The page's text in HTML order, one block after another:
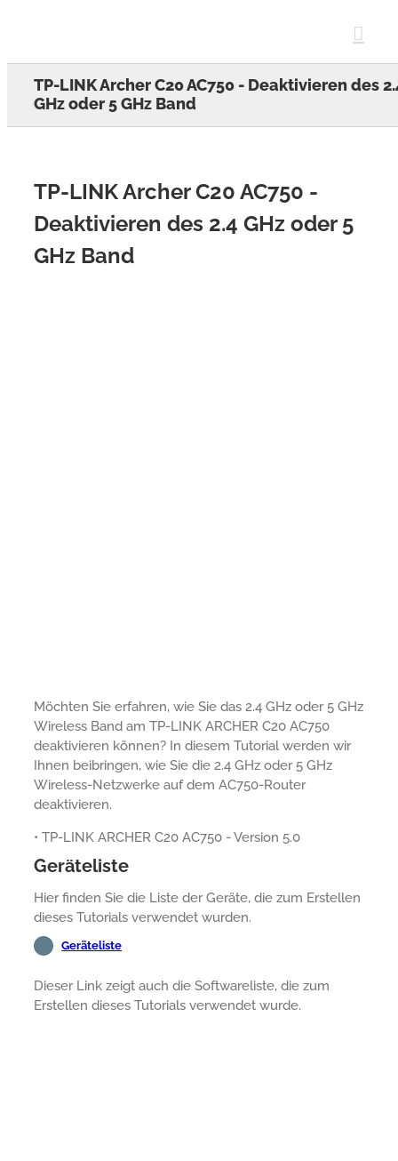
TP-LINK Archer C20 AC750 - Deaktivieren des
GHz oder 5 GHz Band
TP-LINK Archer C20 AC750 -
Deaktivieren des 2.4 GHz oder 5
GHz Band
Möchten Sie erfahren, wie Sie das 2.4 GHz oder 5 GHz
Wireless Band am TP-LINK ARCHER C20 AC750
deaktivieren können? In diesem Tutorial werden wir
Ihnen beibringen, wie Sie die 2.4 GHz oder 5 GHz
Wireless-Netzwerke auf dem AC750-Router
deaktivieren.
• TP-LINK ARCHER C20 AC750 - Version 5.0
Geräteliste
Hier finden Sie die Liste der Geräte, die zum Erstellen
dieses Tutorials verwendet wurden.
Geräteliste
Dieser Link zeigt auch die Softwareliste, die zum
Erstellen dieses Tutorials verwendet wurde.